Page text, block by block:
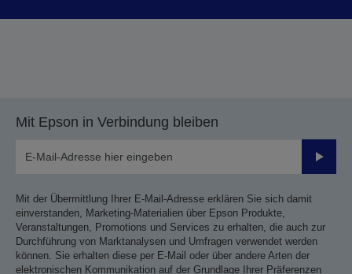
Mit Epson in Verbindung bleiben
Mit der Übermittlung Ihrer E-Mail-Adresse erklären Sie sich damit
einverstanden, Marketing-Materialien über Epson Produkte,
Veranstaltungen, Promotions und Services zu erhalten, die auch zur
Durchführung von Marktanalysen und Umfragen verwendet werden
können. Sie erhalten diese per E-Mail oder über andere Arten der
elektronischen Kommunikation auf der Grundlage Ihrer Präferenzen